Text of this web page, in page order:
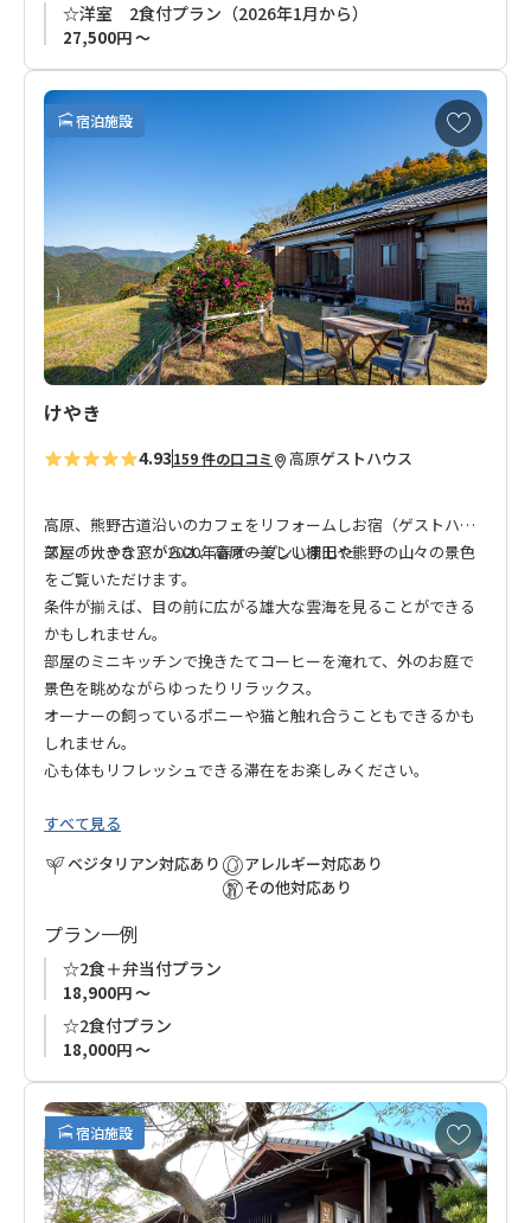
☆洋室 2食付プラン（2026年1月から）
27,500円 ～
宿泊施設
お
気
に
入
り
に
追
加
けやき
4.93159 件の口コミ 高原ゲストハウス
高原、熊野古道沿いのカフェをリフォームしお宿（ゲストハウ
ス）「けやき」が2020年春オープンしました。
部屋の大きな窓からは、高原の美しい棚田や熊野の山々の景色
をご覧いただけます。
条件が揃えば、目の前に広がる雄大な雲海を見ることができる
かもしれません。
部屋のミニキッチンで挽きたてコーヒーを淹れて、外のお庭で
景色を眺めながらゆったりリラックス。
オーナーの飼っているポニーや猫と触れ合うこともできるかも
しれません。
心も体もリフレッシュできる滞在をお楽しみください。
すべて見る
ベジタリアン対応あり
アレルギー対応あり
その他対応あり
プラン一例
☆2食＋弁当付プラン
18,900円 ～
☆2食付プラン
18,000円 ～
宿泊施設
お
気
に
入